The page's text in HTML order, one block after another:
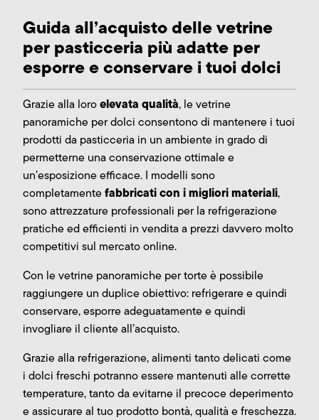
Guida all’acquisto delle vetrine
per pasticceria più adatte per
esporre e conservare i tuoi dolci
Grazie alla loroelevata qualità, le vetrine
panoramiche per dolci consentono di mantenere i tuoi
prodotti da pasticceria in un ambiente in grado di
permetterne una conservazione ottimale e
un’esposizione efficace. I modelli sono
completamentefabbricati con i migliori materiali,
sono attrezzature professionali per la refrigerazione
pratiche ed efficienti in vendita a prezzi davvero molto
competitivi sul mercato online.
Con le vetrine panoramiche per torte è possibile
raggiungere un duplice obiettivo: refrigerare e quindi
conservare, esporre adeguatamente e quindi
invogliare il cliente all’acquisto.
Grazie alla refrigerazione, alimenti tanto delicati come
i dolci freschi potranno essere mantenuti alle corrette
temperature, tanto da evitarne il precoce deperimento
e assicurare al tuo prodotto bontà, qualità e freschezza.